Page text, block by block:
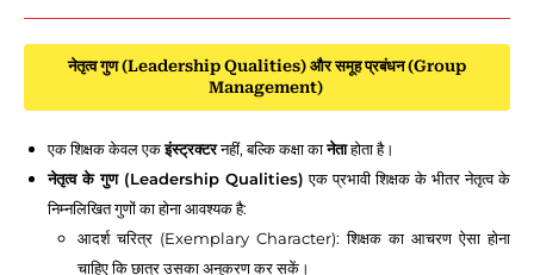
नेतृत्व गुण (Leadership Qualities) और समूह प्रबंधन (Group
Management)
एक शिक्षक केवल एकइंस्ट्रक्टरनहीं, बल्कि कक्षा कानेताहोता है।
नेतृत्व के गुण (Leadership Qualities) एक प्रभावी शिक्षक के भीतर नेतृत्व के
निम्नलिखित गुणों का होना आवश्यक है:
आदर्श चरित्र (Exemplary Character): शिक्षक का आचरण ऐसा होना
चाहिए कि छात्र उसका अनुकरण कर सकें।